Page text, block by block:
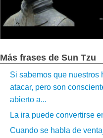
Más frases de Sun Tzu
Si sabemos que nuestros
atacar, pero son
abierto a...
La ira puede convertirse
Cuando se habla de